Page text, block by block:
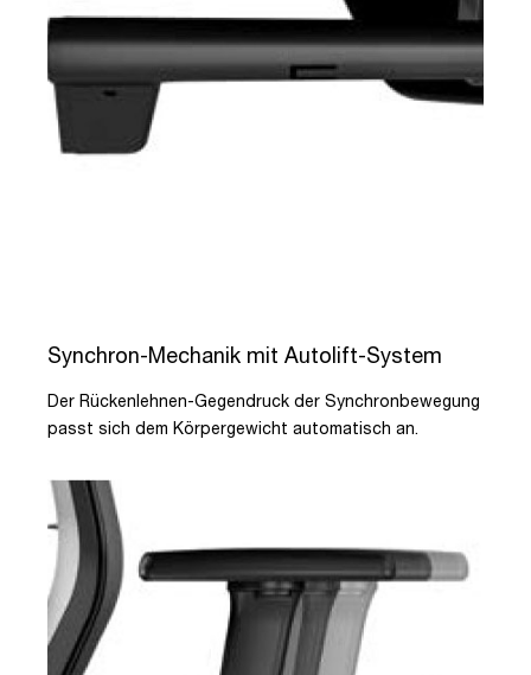
Synchron-Mechanik mit Autolift-System
Der Rückenlehnen-Gegendruck der Synchronbewegung
passt sich dem Körpergewicht automatisch an.